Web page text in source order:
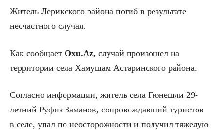
Житель Лерикского района погиб в результате
несчастного случая.
Как сообщает Oxu.Az, случай произошел на
территории села Хамушам Астаринского района.
Согласно информации, житель села Гюнешли 29-
летний Руфиз Заманов, сопровождавший туристов
в селе, упал по неосторожности и получил тяжелую